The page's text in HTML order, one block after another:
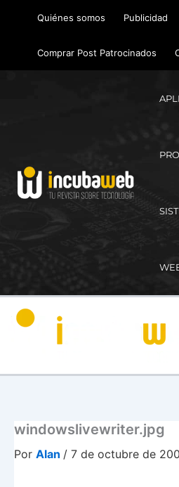
Quiénes somos Publicidad
Comprar Post Patrocinados
windowslivewriter.jpg
Por Alan / 7 de octubre de